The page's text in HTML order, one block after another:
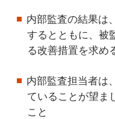
内部監査の結果は
するとともに、被
る改善措置を求め
内部監査担当者は
ていることが望ま
こと